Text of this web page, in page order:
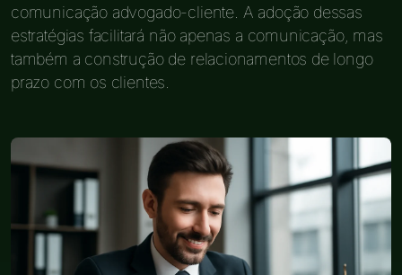
comunicação advogado-cliente. A adoção dessas
estratégias facilitará não apenas a comunicação, mas
também a construção de relacionamentos de longo
prazo com os clientes.